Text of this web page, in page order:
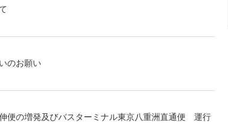
のお願い
便の増発及びバスターミナル東京八重洲直通便 運行